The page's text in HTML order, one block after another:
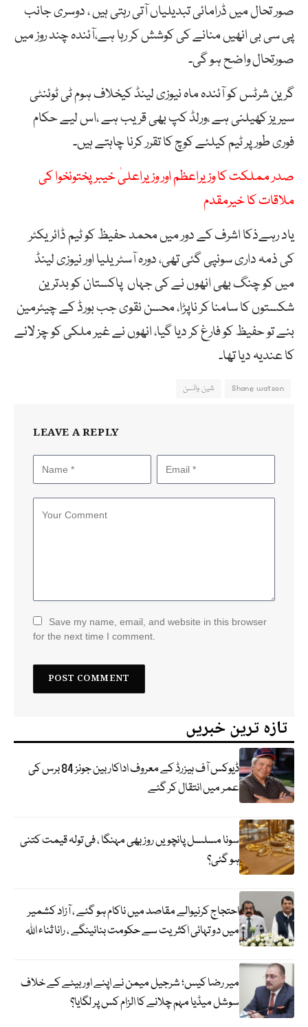
صور تحال میں ڈرامائی تبدیلیاں آتی رہتی ہیں ، دوسری جانب
پی سی بی انھیں منانے کی کوشش کر رہا ہے،آئندہ چند روز میں
صورتحال واضح ہو گی۔
گرین شرٹس کو آئندہ ماہ نیوزی لینڈ کیخلاف ہوم ٹی ٹوئنٹی
سیریز کھیلنی ہے ،ورلڈ کپ بھی قریب ہے ،اس لیے حکام
فوری طور پر ٹیم کیلئے کوچ کا تقرر کرنا چاہتے ہیں۔
صدر مملکت کا وزیراعظم اور وزیراعلیٰ خیبرپختونخوا کی
ملاقات کا خیرمقدم
یاد رہےذکا اشرف کے دور میں محمد حفیظ کو ٹیم ڈائریکٹر
کی ذمہ داری سونپی گئی تھی، دورہ آسٹریلیا اور نیوزی لینڈ
میں کو چنگ بھی انھوں نے کی جہاں پاکستان کو بدترین
شکستوں کا سامنا کر ناپڑا، محسن نقوی جب بورڈ کے چیئرمین
بنے تو حفیظ کو فارغ کر دیا گیا، انھوں نے غیر ملکی کو چز لانے
کا عندیہ دیا تھا۔
Shane watson شین واٹسن
LEAVE A REPLY
Save my name, email, and website in this browser
for the next time I comment.
تازہ ترین خبریں
ڈیوکس آف ہیزرڈ کے معروف اداکار بین جونز 84 برس کی
عمر میں انتقال کر گئے
سونا مسلسل پانچویں روز بھی مہنگا ، فی تولہ قیمت کتنی
ہو گئی؟
احتجاج کرنیوالے مقاصد میں ناکام ہو گئے ، آزاد کشمیر
میں دو تہائی اکثریت سے حکومت بنائینگے ، رانا ثناء اللہ
میر رضا کیس؛ شرجیل میمن نے اپنے اور بیٹے کے خلاف
سوشل میڈیا مہم چلانے کا الزام کس پر لگایا؟